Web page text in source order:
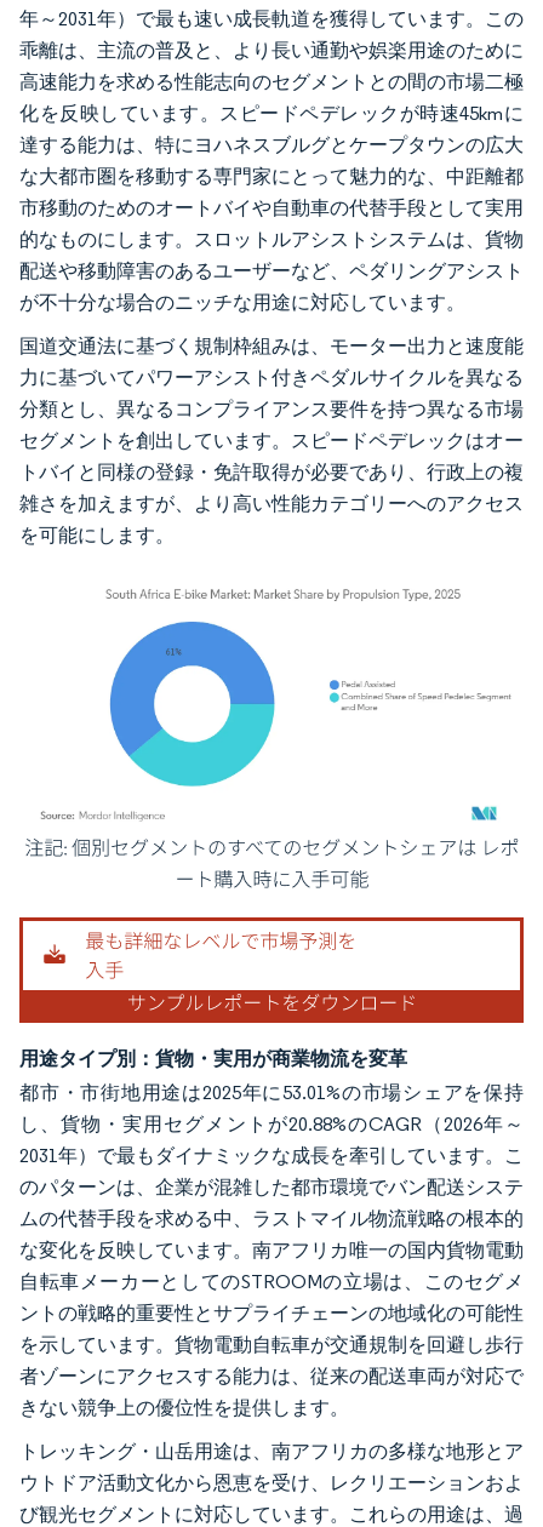
年～2031年）で最も速い成長軌道を獲得しています。この
乖離は、主流の普及と、より長い通勤や娯楽用途のために
高速能力を求める性能志向のセグメントとの間の市場二極
化を反映しています。スピードペデレックが時速45kmに
達する能力は、特にヨハネスブルグとケープタウンの広大
な大都市圏を移動する専門家にとって魅力的な、中距離都
市移動のためのオートバイや自動車の代替手段として実用
的なものにします。スロットルアシストシステムは、貨物
配送や移動障害のあるユーザーなど、ペダリングアシスト
が不十分な場合のニッチな用途に対応しています。
国道交通法に基づく規制枠組みは、モーター出力と速度能
力に基づいてパワーアシスト付きペダルサイクルを異なる
分類とし、異なるコンプライアンス要件を持つ異なる市場
セグメントを創出しています。スピードペデレックはオー
トバイと同様の登録・免許取得が必要であり、行政上の複
雑さを加えますが、より高い性能カテゴリーへのアクセス
を可能にします。
画像 © Mordor Intelligence。再利用にはCC BY 4.0の表示が必要です。
用途タイプ別：貨物・実用が商業物流を変革
都市・市街地用途は2025年に53.01%の市場シェアを保持
し、貨物・実用セグメントが20.88%のCAGR（2026年～
2031年）で最もダイナミックな成長を牽引しています。こ
のパターンは、企業が混雑した都市環境でバン配送システ
ムの代替手段を求める中、ラストマイル物流戦略の根本的
な変化を反映しています。南アフリカ唯一の国内貨物電動
自転車メーカーとしてのSTROOMの立場は、このセグメ
ントの戦略的重要性とサプライチェーンの地域化の可能性
を示しています。貨物電動自転車が交通規制を回避し歩行
者ゾーンにアクセスする能力は、従来の配送車両が対応で
きない競争上の優位性を提供します。
トレッキング・山岳用途は、南アフリカの多様な地形とア
ウトドア活動文化から恩恵を受け、レクリエーションおよ
び観光セグメントに対応しています。これらの用途は、過